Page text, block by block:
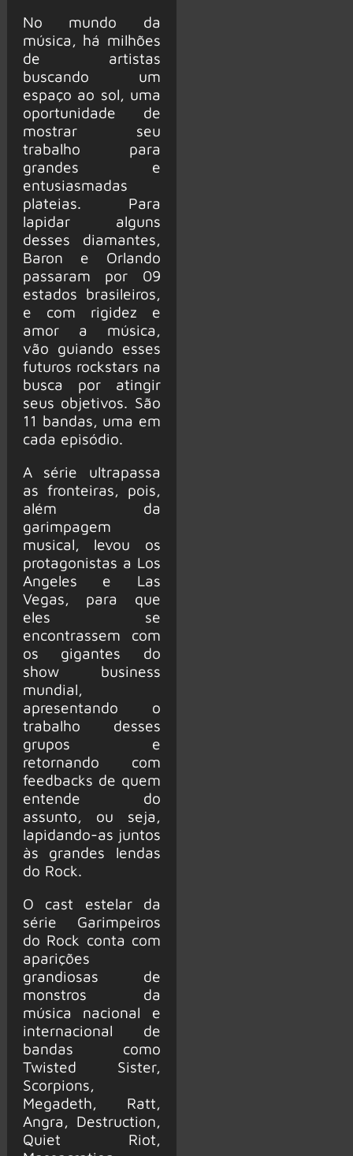
No mundo da
música, há milhões
de artistas
buscando um
espaço ao sol, uma
oportunidade de
mostrar seu
trabalho para
grandes e
entusiasmadas
plateias. Para
lapidar alguns
desses diamantes,
Baron e Orlando
passaram por 09
estados brasileiros,
e com rigidez e
amor a música,
vão guiando esses
futuros rockstars na
busca por atingir
seus objetivos. São
11 bandas, uma em
cada episódio.
A série ultrapassa
as fronteiras, pois,
além da
garimpagem
musical, levou os
protagonistas a Los
Angeles e Las
Vegas, para que
eles se
encontrassem com
os gigantes do
show business
mundial,
apresentando o
trabalho desses
grupos e
retornando com
feedbacks de quem
entende do
assunto, ou seja,
lapidando-as juntos
às grandes lendas
do Rock.
O cast estelar da
série Garimpeiros
do Rock conta com
aparições
grandiosas de
monstros da
música nacional e
internacional de
bandas como
Twisted Sister,
Scorpions,
Megadeth, Ratt,
Angra, Destruction,
Quiet Riot,